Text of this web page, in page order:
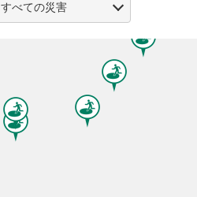
すべての災害